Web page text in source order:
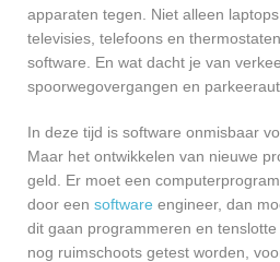
apparaten tegen. Niet alleen
televisies, telefoons en
software. En wat dacht je van
spoorwegovergangen en
In deze tijd is software onmisbaar
Maar het ontwikkelen van nieuwe
geld. Er moet een
door een software engineer, dan
dit gaan programmeren en
nog ruimschoots getest worden,